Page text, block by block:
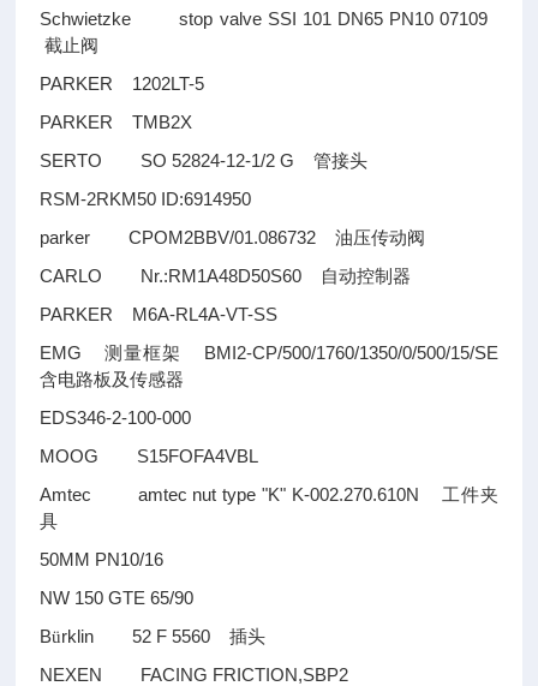
Schwietzke stop valve SSI 101 DN65 PN10 07109
截止阀
PARKER 1202LT-5
PARKER TMB2X
SERTO SO 52824-12-1/2 G管接头
RSM-2RKM50 ID:6914950
parker CPOM2BBV/01.086732油压传动阀
CARLO Nr.:RM1A48D50S60 自动控制器
PARKER M6A-RL4A-VT-SS
EMG测量框架 BMI2-CP/500/1760/1350/0/500/15/SE
含电路板及传感器
EDS346-2-100-000
MOOG S15FOFA4VBL
Amtec amtec nut type "K" K-002.270.610N 工件夹
具
50MM PN10/16
NW 150 GTE 65/90
Bürklin 52 F 5560插头
NEXEN FACING FRICTION,SBP2